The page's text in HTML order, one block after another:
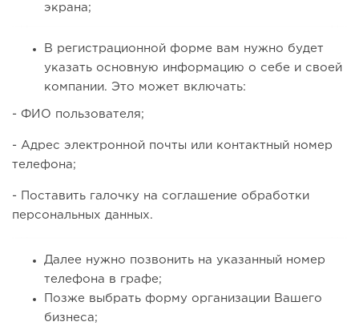
экрана;
В регистрационной форме вам нужно будет
указать основную информацию о себе и своей
компании. Это может включать:
- ФИО пользователя;
- Адрес электронной почты или контактный номер
телефона;
- Поставить галочку на соглашение обработки
персональных данных.
Далее нужно позвонить на указанный номер
телефона в графе;
Позже выбрать форму организации Вашего
бизнеса;